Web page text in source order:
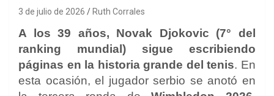
3 de julio de 2026 Ruth Corrales
A los 39 años, Novak Djokovic (7° del
ranking mundial) sigue escribiendo
páginas en la historia grande del tenis. En
esta ocasión, el jugador serbio se anotó en